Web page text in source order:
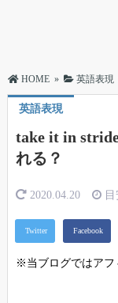
HOME » 英語表現
英語表現
take it in
れる？
2020.04.20 目
※当ブログではアフ